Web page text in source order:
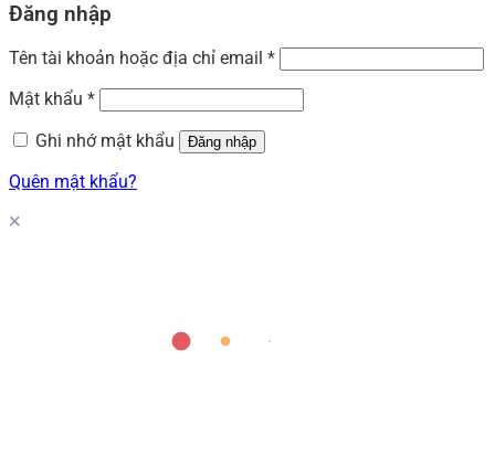
Đăng nhập
Tên tài khoản hoặc địa chỉ email *
Mật khẩu *
Ghi nhớ mật khẩu
Đăng nhập
Quên mật khẩu?